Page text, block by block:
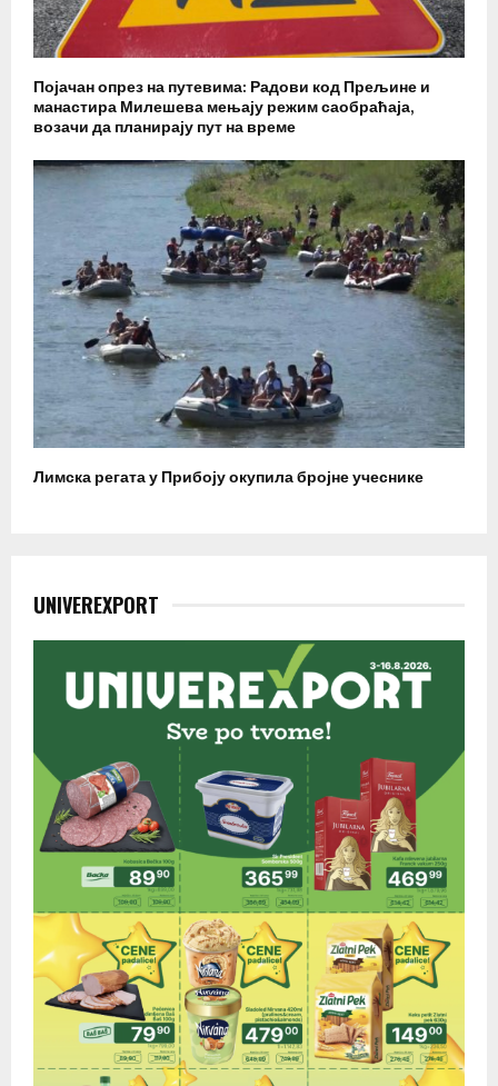
Појачан опрез на путевима: Радови код Прељине и
манастира Милешева мењају режим саобраћаја,
возачи да планирају пут на време
Лимска регата у Прибоју окупила бројне учеснике
UNIVEREXPORT